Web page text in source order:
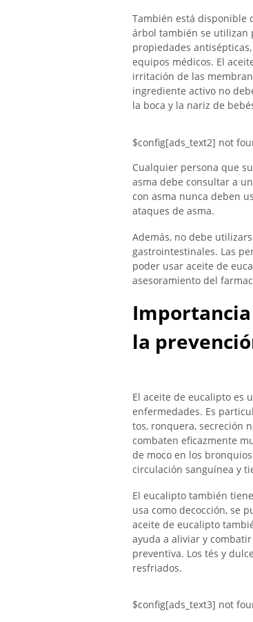
También está disponible
árbol también se utilizan
propiedades
equipos médicos. El
irritación de las
ingrediente activo no
la boca y la nariz de
$config[ads_text2] not
Cualquier persona que
asma debe consultar a
con asma nunca deben
ataques de asma.
Además, no debe
gastrointestinales. Las
poder usar aceite de
asesoramiento del
la
El aceite de eucalipto es
enfermedades. Es
tos, ronquera, secreción
combaten eficazmente
de moco en los
circulación sanguínea y
El eucalipto también
usa como decocción, se
aceite de eucalipto
ayuda a aliviar y
preventiva. Los tés y
resfriados.
$config[ads_text3] not